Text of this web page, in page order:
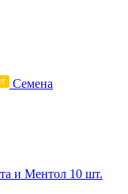
Семена